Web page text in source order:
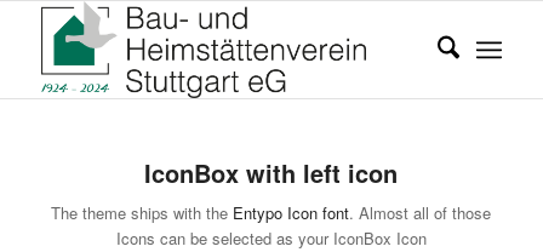
IconBox with left icon
The theme ships with the Entypo Icon font. Almost all of those
Icons can be selected as your IconBox Icon